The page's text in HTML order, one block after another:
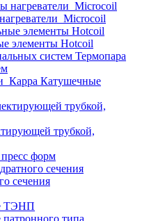
элементы Hotcoil
Термопара
Катушечные
трубкой,
форм
сечения
сечения
ТЭНП